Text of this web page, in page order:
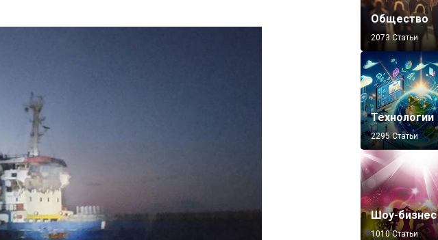
Общество
2073 Статьи
Технологии
2295 Статьи
Шоу-бизнес
1010 Статьи